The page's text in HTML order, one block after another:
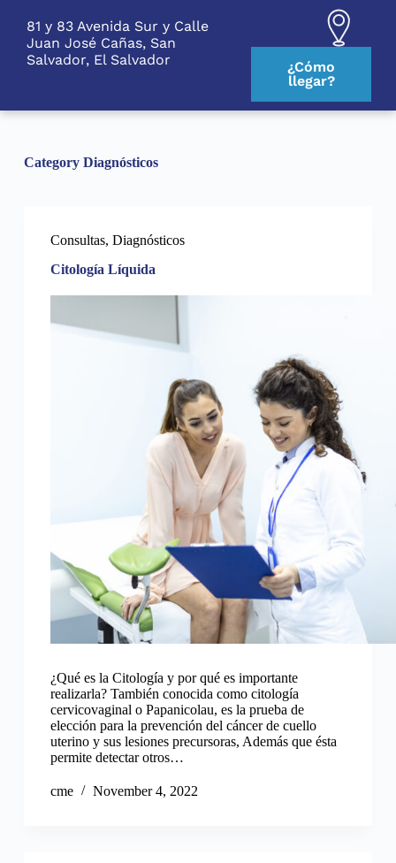
c
81 y 83 Avenida Sur y Calle
Juan José Cañas, San
Salvador, El Salvador
¿Cómo
llegar?
CategoryDiagnósticos
Consultas, Diagnósticos
Citología Líquida
¿Qué es la Citología y por qué es importante
realizarla? También conocida como citología
cervicovaginal o Papanicolau, es la prueba de
elección para la prevención del cáncer de cuello
uterino y sus lesiones precursoras, Además que ésta
permite detectar otros…
cme November 4, 2022